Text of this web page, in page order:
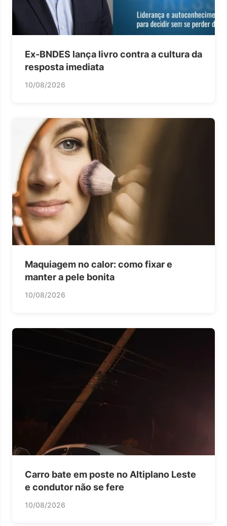
Ex-BNDES lança livro contra a cultura da
resposta imediata
10/08/2026
Maquiagem no calor: como fixar e
manter a pele bonita
10/08/2026
Carro bate em poste no Altiplano Leste
e condutor não se fere
10/08/2026